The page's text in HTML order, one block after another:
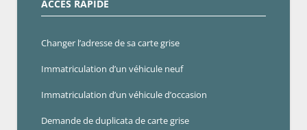
ACCÈS RAPIDE
Changer l’adresse de sa carte grise
Immatriculation d’un véhicule neuf
Immatriculation d’un véhicule d’occasion
Demande de duplicata de carte grise